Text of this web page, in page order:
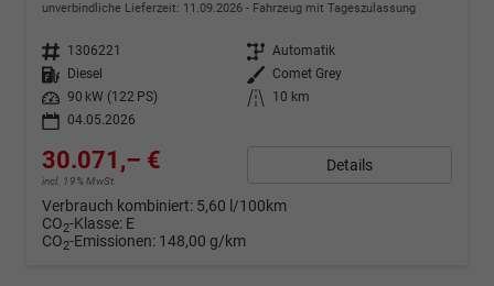
unverbindliche Lieferzeit: 11.09.2026 Fahrzeug mit Tageszulassung
Fahrzeugnr. 1306221 Getriebe Automatik
Kraftstoff
Diesel Außenfarbe Comet Grey
Leistung
90 kW (122 PS) Kilometerstand
10 km
04.05.2026
30.071,– €
incl. 19% MwSt.
Details
Verbrauch kombiniert: 5,60 l/100km
CO2-Klasse: E
CO2-Emissionen: 148,00 g/km